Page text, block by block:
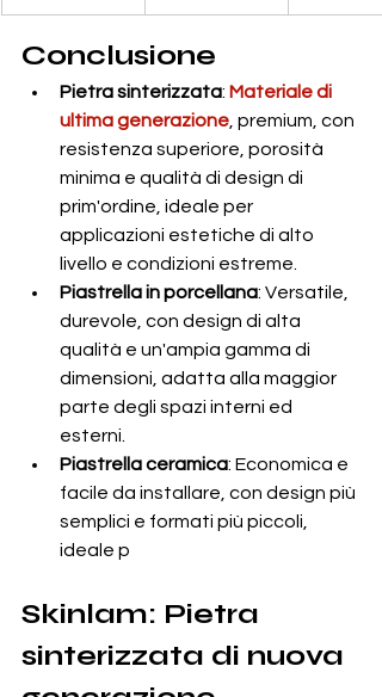
Conclusione
Pietra sinterizzata: Materiale di
ultima generazione , premium, con
resistenza superiore, porosità
minima e qualità di design di
prim'ordine, ideale per
applicazioni estetiche di alto
livello e condizioni estreme.
Piastrella in porcellana: Versatile,
durevole, con design di alta
qualità e un'ampia gamma di
dimensioni, adatta alla maggior
parte degli spazi interni ed
esterni.
Piastrella ceramica: Economica e
facile da installare, con design più
semplici e formati più piccoli,
ideale p
Skinlam: Pietra
sinterizzata di nuova